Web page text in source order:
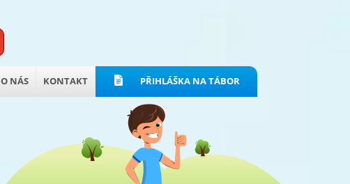
O NÁS KONTAKT PŘIHLÁŠKA NA TÁBOR